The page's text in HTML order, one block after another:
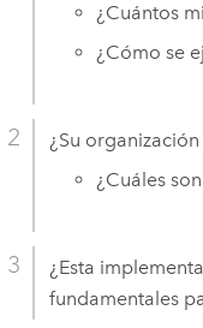
¿Cuántos
¿Cómo se
¿Su
¿Cuáles
¿Esta
fundamentales